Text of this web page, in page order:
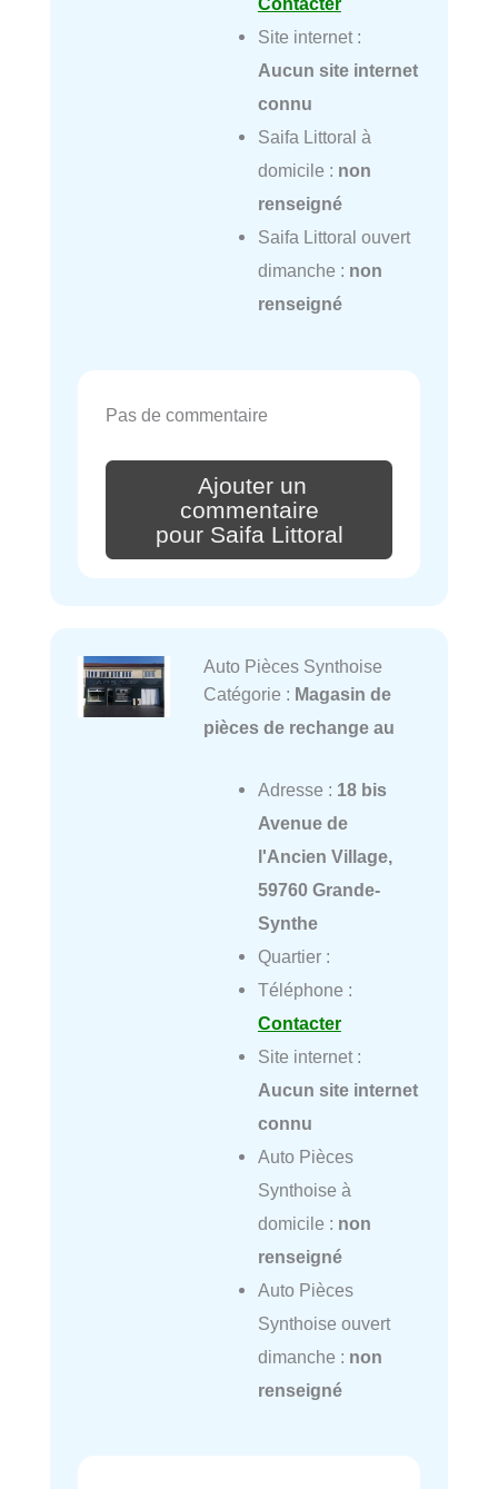
Site internet :
Aucun site internet
connu
Saifa Littoral à
domicile : non
renseigné
Saifa Littoral ouvert
dimanche : non
renseigné
Pas de commentaire
Ajouter un
commentaire
pour Saifa Littoral
Auto Pièces Synthoise
Catégorie : Magasin de
pièces de rechange au
Adresse : 18 bis
Avenue de
l'Ancien Village,
59760 Grande-
Synthe
Quartier :
Téléphone :
Contacter
Site internet :
Aucun site internet
connu
Auto Pièces
Synthoise à
domicile : non
renseigné
Auto Pièces
Synthoise ouvert
dimanche : non
renseigné